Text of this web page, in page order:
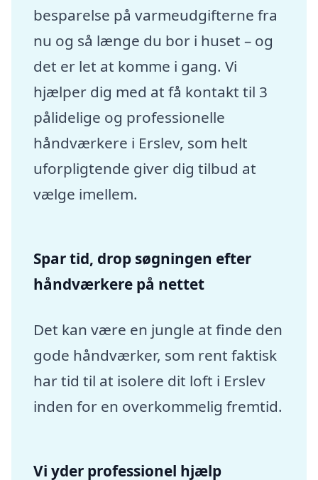
besparelse på varmeudgifterne fra
nu og så længe du bor i huset – og
det er let at komme i gang. Vi
hjælper dig med at få kontakt til 3
pålidelige og professionelle
håndværkere i Erslev, som helt
uforpligtende giver dig tilbud at
vælge imellem.
Spar tid, drop søgningen efter
håndværkere på nettet
Det kan være en jungle at finde den
gode håndværker, som rent faktisk
har tid til at isolere dit loft i Erslev
inden for en overkommelig fremtid.
Vi yder professionel hjælp